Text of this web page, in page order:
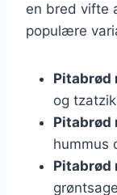
en bred vifte
populære
Pitabrød
og
Pitabrød
hummus
Pitabrød